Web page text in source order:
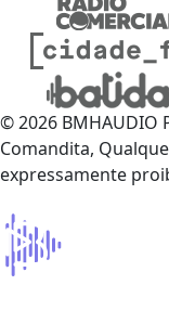
© 2026 BMHAUDIO
Comandita,
expressamente